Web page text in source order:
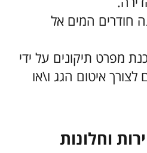
חודרים המים אל
מפרט תיקונים על ידי
איטום הגג ו\או
וחלונות